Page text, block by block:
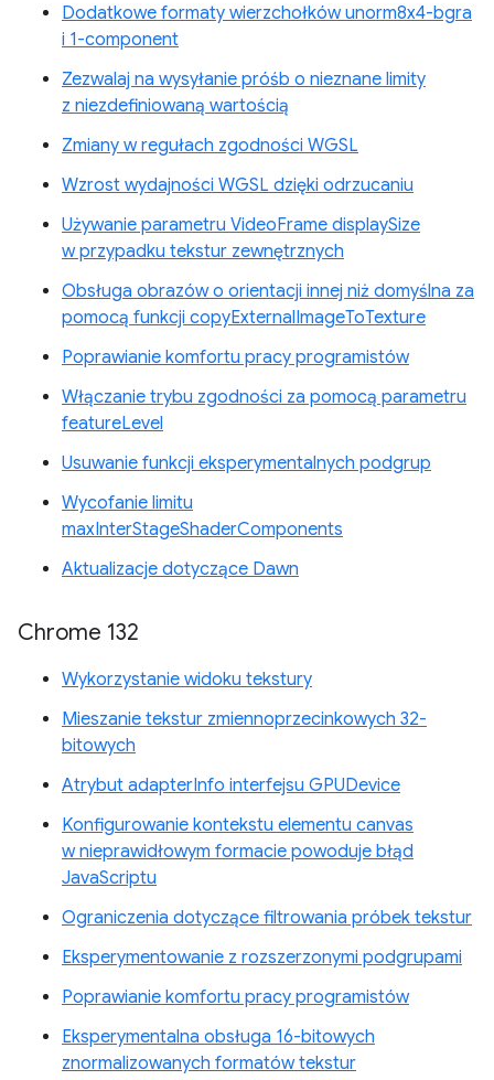
Dodatkowe formaty wierzchołków unorm8x4-bgra
i 1-component
Zezwalaj na wysyłanie próśb o nieznane limity
z niezdefiniowaną wartością
Zmiany w regułach zgodności WGSL
Wzrost wydajności WGSL dzięki odrzucaniu
Używanie parametru VideoFrame displaySize
w przypadku tekstur zewnętrznych
Obsługa obrazów o orientacji innej niż domyślna za
pomocą funkcji copyExternalImageToTexture
Poprawianie komfortu pracy programistów
Włączanie trybu zgodności za pomocą parametru
featureLevel
Usuwanie funkcji eksperymentalnych podgrup
Wycofanie limitu
maxInterStageShaderComponents
Aktualizacje dotyczące Dawn
Chrome 132
Wykorzystanie widoku tekstury
Mieszanie tekstur zmiennoprzecinkowych 32-
bitowych
Atrybut adapterInfo interfejsu GPUDevice
Konfigurowanie kontekstu elementu canvas
w nieprawidłowym formacie powoduje błąd
JavaScriptu
Ograniczenia dotyczące filtrowania próbek tekstur
Eksperymentowanie z rozszerzonymi podgrupami
Poprawianie komfortu pracy programistów
Eksperymentalna obsługa 16-bitowych
znormalizowanych formatów tekstur